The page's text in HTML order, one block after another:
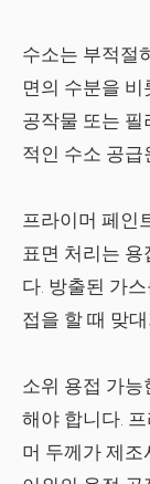
수소는 부적절
면의 수분을
공작물 또는
적인 수소 공급
프라이머 페인
표면 처리는 용
다. 방출된 가
접을 할 때 맞
소위 용접 가
해야 합니다.
머 두께가 제